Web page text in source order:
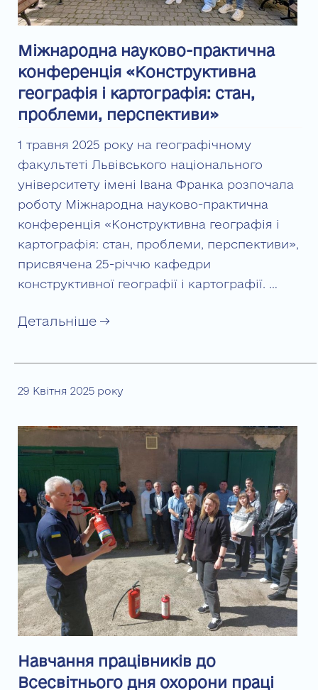
Міжнародна науково-практична
конференція «Конструктивна
географія і картографія: стан,
проблеми, перспективи»
1 травня 2025 року на географічному
факультеті Львівського національного
університету імені Івана Франка розпочала
роботу Міжнародна науково-практична
конференція «Конструктивна географія і
картографія: стан, проблеми, перспективи»,
присвячена 25-річчю кафедри
конструктивної географії і картографії. …
Детальніше →
29 Квітня 2025 року
Навчання працівників до
Всесвітнього дня охорони праці